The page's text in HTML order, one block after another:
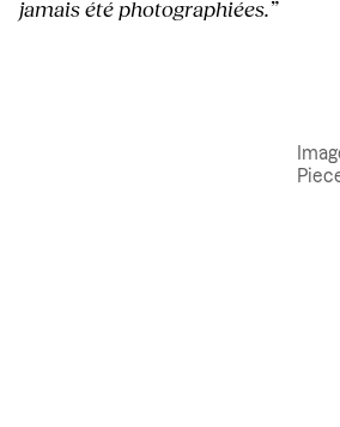
jamais été photographiées.”